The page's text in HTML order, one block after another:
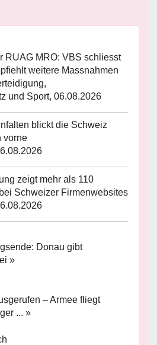
RUAG MRO: VBS schliesst
weitere Massnahmen
und Sport, 06.08.2026
blickt die Schweiz
vorne
zeigt mehr als 110
Schweizer Firmenwebsites
Donau gibt
»
– Armee fliegt
... »